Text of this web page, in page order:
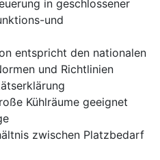
in geschlossener
und
entspricht den nationalen
und Richtlinien
Kühlräume geeignet
zwischen Platzbedarf